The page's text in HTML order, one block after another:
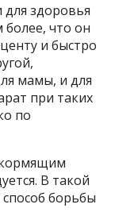
для здоровья
что он
и быстро
мамы, и для
при таких
по
В такой
борьбы